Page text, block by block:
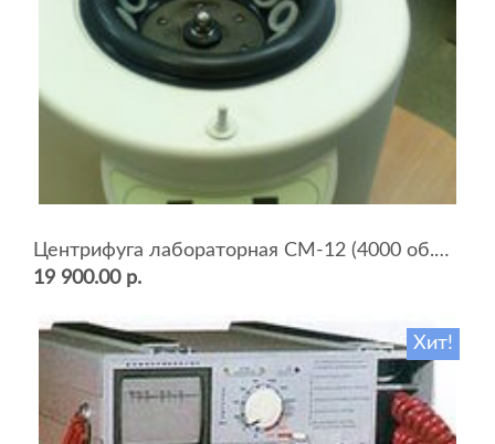
Центрифуга лабораторная СМ-12 (4000 об.мин, 12 пробирок)
19 900.00 р.
Хит!